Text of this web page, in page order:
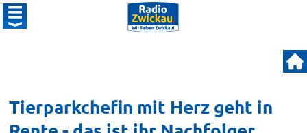
Tierparkchefin mit Herz geht in